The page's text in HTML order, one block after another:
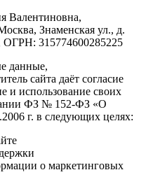
Валентиновна,
Знаменская ул., д.
315774600285225
данные,
сайта даёт согласие
и использование своих
ФЗ № 152-ФЗ «О
г. в следующих целях:
о маркетинговых